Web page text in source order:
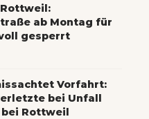
Rottweil:
ab Montag für
gesperrt
Vorfahrt:
bei Unfall
Rottweil